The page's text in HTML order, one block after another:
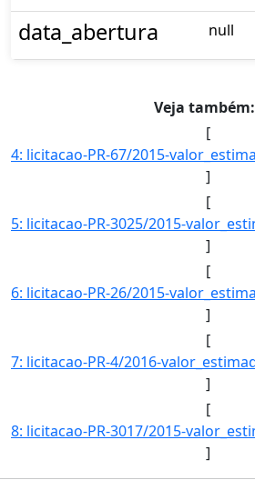
data_abertura null
Veja também:
[
]
[
]
[
]
[
]
[
]